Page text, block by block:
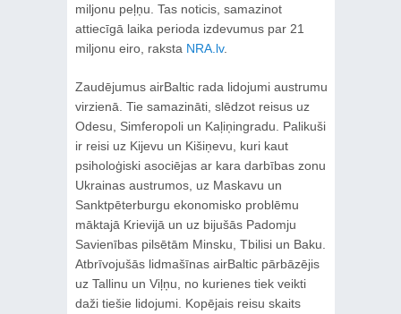
miljonu peļņu. Tas noticis, samazinot
attiecīgā laika perioda izdevumus par 21
miljonu eiro, raksta NRA.lv.
Zaudējumus airBaltic rada lidojumi austrumu
virzienā. Tie samazināti, slēdzot reisus uz
Odesu, Simferopoli un Kaļiņingradu. Palikuši
ir reisi uz Kijevu un Kišiņevu, kuri kaut
psiholoģiski asociējas ar kara darbības zonu
Ukrainas austrumos, uz Maskavu un
Sanktpēterburgu ekonomisko problēmu
māktajā Krievijā un uz bijušās Padomju
Savienības pilsētām Minsku, Tbilisi un Baku.
Atbrīvojušās lidmašīnas airBaltic pārbāzējis
uz Tallinu un Viļņu, no kurienes tiek veikti
daži tiešie lidojumi. Kopējais reisu skaits